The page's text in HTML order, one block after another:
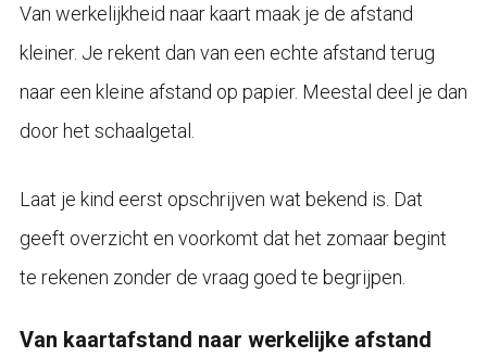
Van werkelijkheid naar kaart maak je de afstand
kleiner. Je rekent dan van een echte afstand terug
naar een kleine afstand op papier. Meestal deel je dan
door het schaalgetal.
Laat je kind eerst opschrijven wat bekend is. Dat
geeft overzicht en voorkomt dat het zomaar begint
te rekenen zonder de vraag goed te begrijpen.
Van kaartafstand naar werkelijke afstand